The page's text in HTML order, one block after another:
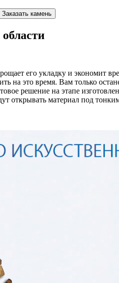
его укладку и экономит
на это время. Вам только
решение на этапе
открывать материал под